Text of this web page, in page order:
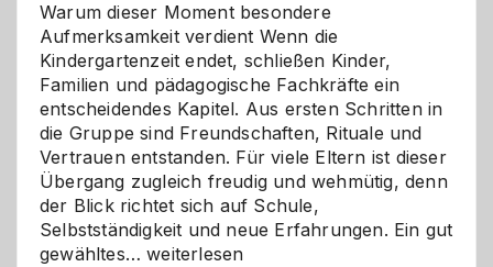
Warum dieser Moment besondere
Aufmerksamkeit verdient Wenn die
Kindergartenzeit endet, schließen Kinder,
Familien und pädagogische Fachkräfte ein
entscheidendes Kapitel. Aus ersten Schritten in
die Gruppe sind Freundschaften, Rituale und
Vertrauen entstanden. Für viele Eltern ist dieser
Übergang zugleich freudig und wehmütig, denn
der Blick richtet sich auf Schule,
Selbstständigkeit und neue Erfahrungen. Ein gut
gewähltes…Abschied
weiterlesen